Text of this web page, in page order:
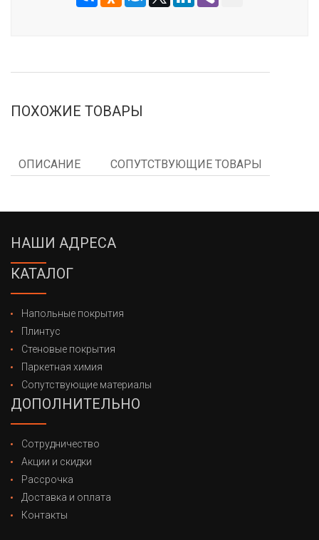
ПОХОЖИЕ ТОВАРЫ
ОПИСАНИЕ СОПУТСТВУЮЩИЕ ТОВАРЫ
НАШИ АДРЕСА
КАТАЛОГ
Напольные покрытия
Плинтус
Стеновые покрытия
Паркетная химия
Сопутствующие материалы
ДОПОЛНИТЕЛЬНО
Сотрудничество
Акции и скидки
Рассрочка
Доставка и оплата
Контакты